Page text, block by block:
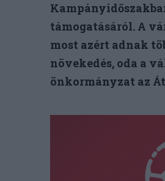
támogatásáról. A
most azért adnak
növekedés, oda a
önkormányzat az